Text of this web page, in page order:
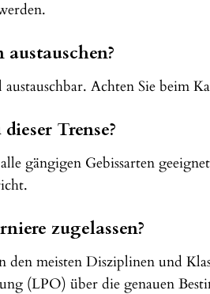
Achten Sie beim
Trense?
gängigen Gebissarten
zugelassen?
den meisten Disziplinen und
(LPO) über die genauen